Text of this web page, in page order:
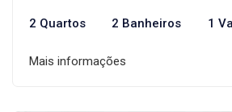
2 Quartos 2 Banheiros 1
Mais informações